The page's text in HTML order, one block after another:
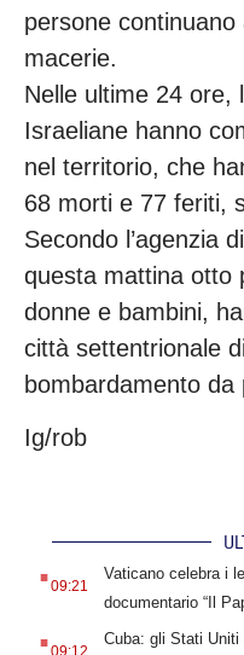
persone
macerie.
Nelle ultime 24 ore,
Israeliane hanno
nel territorio, che
68 morti e 77 feriti,
Secondo l’agenzia
questa mattina otto
donne e bambini,
città settentrionale
bombardamento da
Ig/rob
.09:21
Vaticano celebra i
documentario “Il
.09:12
Cuba: gli Stati Uniti